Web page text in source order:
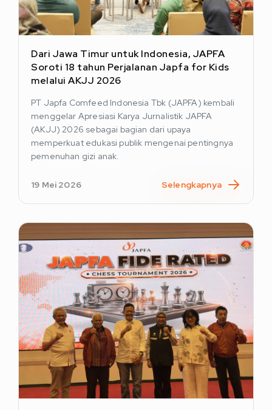
Dari Jawa Timur untuk Indonesia, JAPFA
Soroti 18 tahun Perjalanan Japfa for Kids
melalui AKJJ 2026
PT Japfa Comfeed Indonesia Tbk (JAPFA) kembali
menggelar Apresiasi Karya Jurnalistik JAPFA
(AKJJ) 2026 sebagai bagian dari upaya
memperkuat edukasi publik mengenai pentingnya
pemenuhan gizi anak.
19 Mei 2026 Selengkapnya